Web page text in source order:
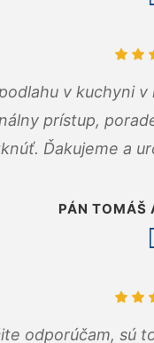
v kuchyni
prístup,
Ďakujeme a
PÁN TOMÁŠ
odporúčam, sú